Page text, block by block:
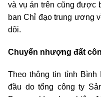
và vụ án trên cũng được
ban Chỉ đạo trung ương
dõi.
Chuyển nhượng đất
Theo thông tin tỉnh
đầu do tổng công ty